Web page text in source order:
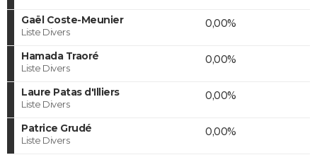
Gaël Coste-Meunier
Liste Divers
0,00%
Hamada Traoré
Liste Divers
0,00%
Laure Patas d'Illiers
Liste Divers
0,00%
Patrice Grudé
Liste Divers
0,00%